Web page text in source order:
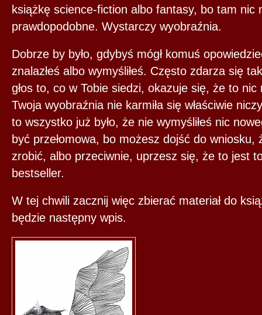
książkę science-fiction albo fantasy, bo tam nic
prawdopodobne. Wystarczy wyobraźnia.
Dobrze by było, gdybyś mógł komuś
znalazłeś albo wymyśliłeś. Często zdarza się
głos to, co w Tobie siedzi, okazuje się, że to
Twoja wyobraźnia nie karmiła się właściwie
to wszystko już było, że nie wymyśliłeś nic
być przełomowa, bo możesz dojść do wniosku,
zrobić, albo przeciwnie, uprzesz się, że to jest
bestseller.
W tej chwili zacznij więc zbierać materiał do
będzie następny wpis.